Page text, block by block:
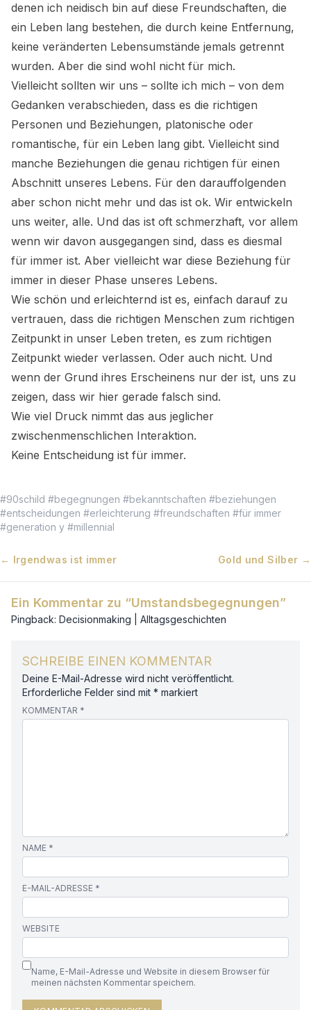
denen ich neidisch bin auf diese Freundschaften, die
ein Leben lang bestehen, die durch keine Entfernung,
keine veränderten Lebensumstände jemals getrennt
wurden. Aber die sind wohl nicht für mich.
Vielleicht sollten wir uns – sollte ich mich – von dem
Gedanken verabschieden, dass es die richtigen
Personen und Beziehungen, platonische oder
romantische, für ein Leben lang gibt. Vielleicht sind
manche Beziehungen die genau richtigen für einen
Abschnitt unseres Lebens. Für den darauffolgenden
aber schon nicht mehr und das ist ok. Wir entwickeln
uns weiter, alle. Und das ist oft schmerzhaft, vor allem
wenn wir davon ausgegangen sind, dass es diesmal
für immer ist. Aber vielleicht war diese Beziehung für
immer in dieser Phase unseres Lebens.
Wie schön und erleichternd ist es, einfach darauf zu
vertrauen, dass die richtigen Menschen zum richtigen
Zeitpunkt in unser Leben treten, es zum richtigen
Zeitpunkt wieder verlassen. Oder auch nicht. Und
wenn der Grund ihres Erscheinens nur der ist, uns zu
zeigen, dass wir hier gerade falsch sind.
Wie viel Druck nimmt das aus jeglicher
zwischenmenschlichen Interaktion.
Keine Entscheidung ist für immer.
#90schild #begegnungen #bekanntschaften #beziehungen
#entscheidungen #erleichterung #freundschaften #für immer
#generation y #millennial
Beitragsnavigation
← Irgendwas ist immer Gold und Silber →
Ein Kommentar zu “Umstandsbegegnungen”
Pingback: Decisionmaking | Alltagsgeschichten
SCHREIBE EINEN KOMMENTAR
Deine E-Mail-Adresse wird nicht veröffentlicht.
Erforderliche Felder sind mit * markiert
KOMMENTAR *
NAME *
E-MAIL-ADRESSE *
WEBSITE
Name, E-Mail-Adresse und Website in diesem Browser für
meinen nächsten Kommentar speichern.